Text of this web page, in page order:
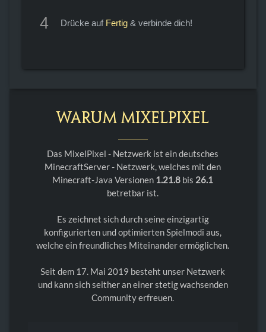
4 Drücke auf Fertig& verbinde dich!
Warum MixelPixel
Das MixelPixel - Netzwerk ist ein deutsches
MinecraftServer - Netzwerk, welches mit den
Minecraft-Java Versionen 1.21.8 bis 26.1
betretbar ist.
Es zeichnet sich durch seine einzigartig
konfigurierten und optimierten Spielmodi aus,
welche ein freundliches Miteinander ermöglichen.
Seit dem 17. Mai 2019 besteht unser Netzwerk
und kann sich seither an einer stetig wachsenden
Community erfreuen.